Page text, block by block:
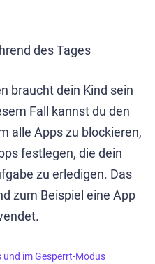
des Tages
braucht dein Kind sein
Fall kannst du den
alle Apps zu blockieren,
festlegen, die dein
zu erledigen. Das
zum Beispiel eine App
und im Gesperrt-Modus